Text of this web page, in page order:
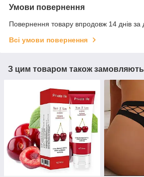
Умови повернення
Повернення товару впродовж 14 днів за
Всі умови повернення
З цим товаром також замовляють